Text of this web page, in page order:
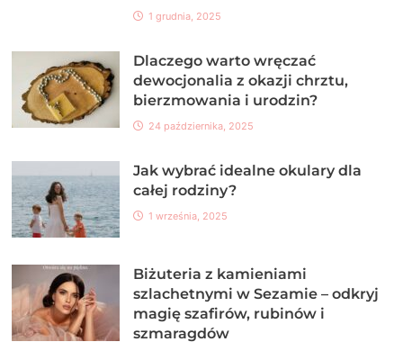
1 grudnia, 2025
Dlaczego warto wręczać
dewocjonalia z okazji chrztu,
bierzmowania i urodzin?
24 października, 2025
Jak wybrać idealne okulary dla
całej rodziny?
1 września, 2025
Biżuteria z kamieniami
szlachetnymi w Sezamie – odkryj
magię szafirów, rubinów i
szmaragdów